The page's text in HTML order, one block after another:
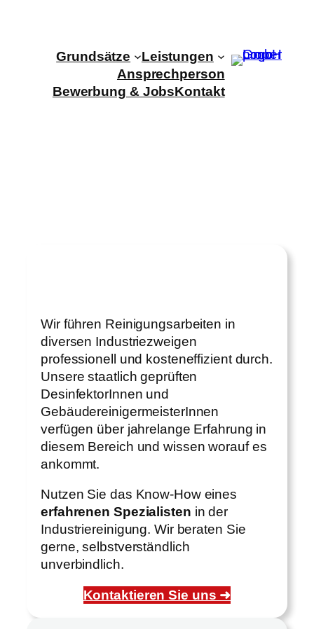
Grundsätze
Leistungen
Ansprechperson
Bewerbung & JobsKontakt
Wir führen Reinigungsarbeiten in
diversen Industriezweigen
professionell und kosteneffizient durch.
Unsere staatlich geprüften
DesinfektorInnen und
GebäudereinigermeisterInnen
verfügen über jahrelange Erfahrung in
diesem Bereich und wissen worauf es
ankommt.
Nutzen Sie das Know-How eines
erfahrenen Spezialisten in der
Industriereinigung. Wir beraten Sie
gerne, selbstverständlich
unverbindlich.
Kontaktieren Sie uns ➜